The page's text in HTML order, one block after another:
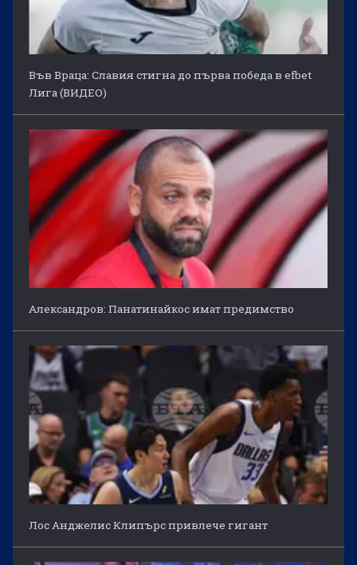
Във Враца: Славия стигна до първа победа в efbet
Лига (ВИДЕО)
Александров: Панатинайкос имат предимство
Лос Анджелис Клипърс привлече гигант